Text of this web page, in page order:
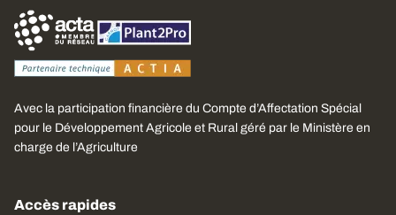
Avec la participation financière du Compte d’Affectation Spécial
pour le Développement Agricole et Rural géré par le Ministère en
charge de l’Agriculture
Accès rapides